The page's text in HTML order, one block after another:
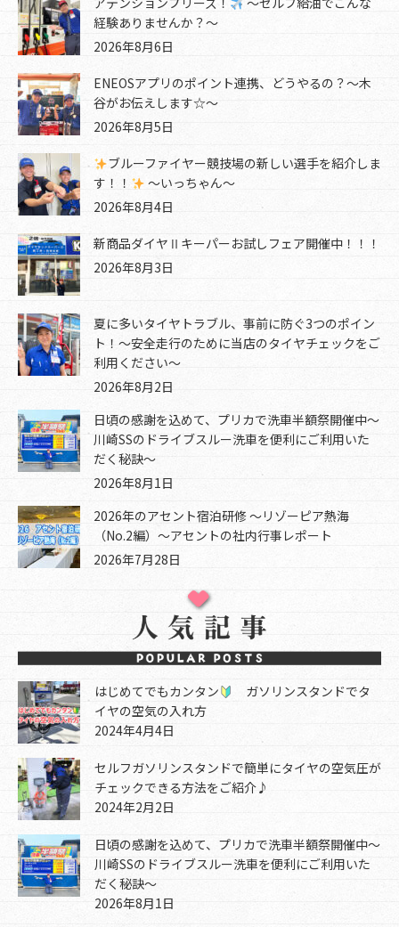
経験ありませんか？～
2026年8月6日
ENEOSアプリのポイント連携、どうやるの？～木
谷がお伝えします☆～
2026年8月5日
ブルーファイヤー競技場の新しい選手を紹介しま
す！！
～いっちゃん～
2026年8月4日
新商品ダイヤⅡキーパーお試しフェア開催中！！！
2026年8月3日
夏に多いタイヤトラブル、事前に防ぐ3つのポイン
ト！～安全走行のために当店のタイヤチェックをご
利用ください～
2026年8月2日
日頃の感謝を込めて、プリカで洗車半額祭開催中～
川崎SSのドライブスルー洗車を便利にご利用いた
だく秘訣～
2026年8月1日
2026年のアセント宿泊研修 ～リゾーピア熱海
（No.2編）～アセントの社内行事レポート
2026年7月28日
はじめてでもカンタン
ガソリンスタンドでタ
イヤの空気の入れ方
2024年4月4日
セルフガソリンスタンドで簡単にタイヤの空気圧が
チェックできる方法をご紹介♪
2024年2月2日
日頃の感謝を込めて、プリカで洗車半額祭開催中～
川崎SSのドライブスルー洗車を便利にご利用いた
だく秘訣～
2026年8月1日